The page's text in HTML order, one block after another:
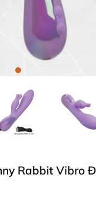
Rabbit Vibro